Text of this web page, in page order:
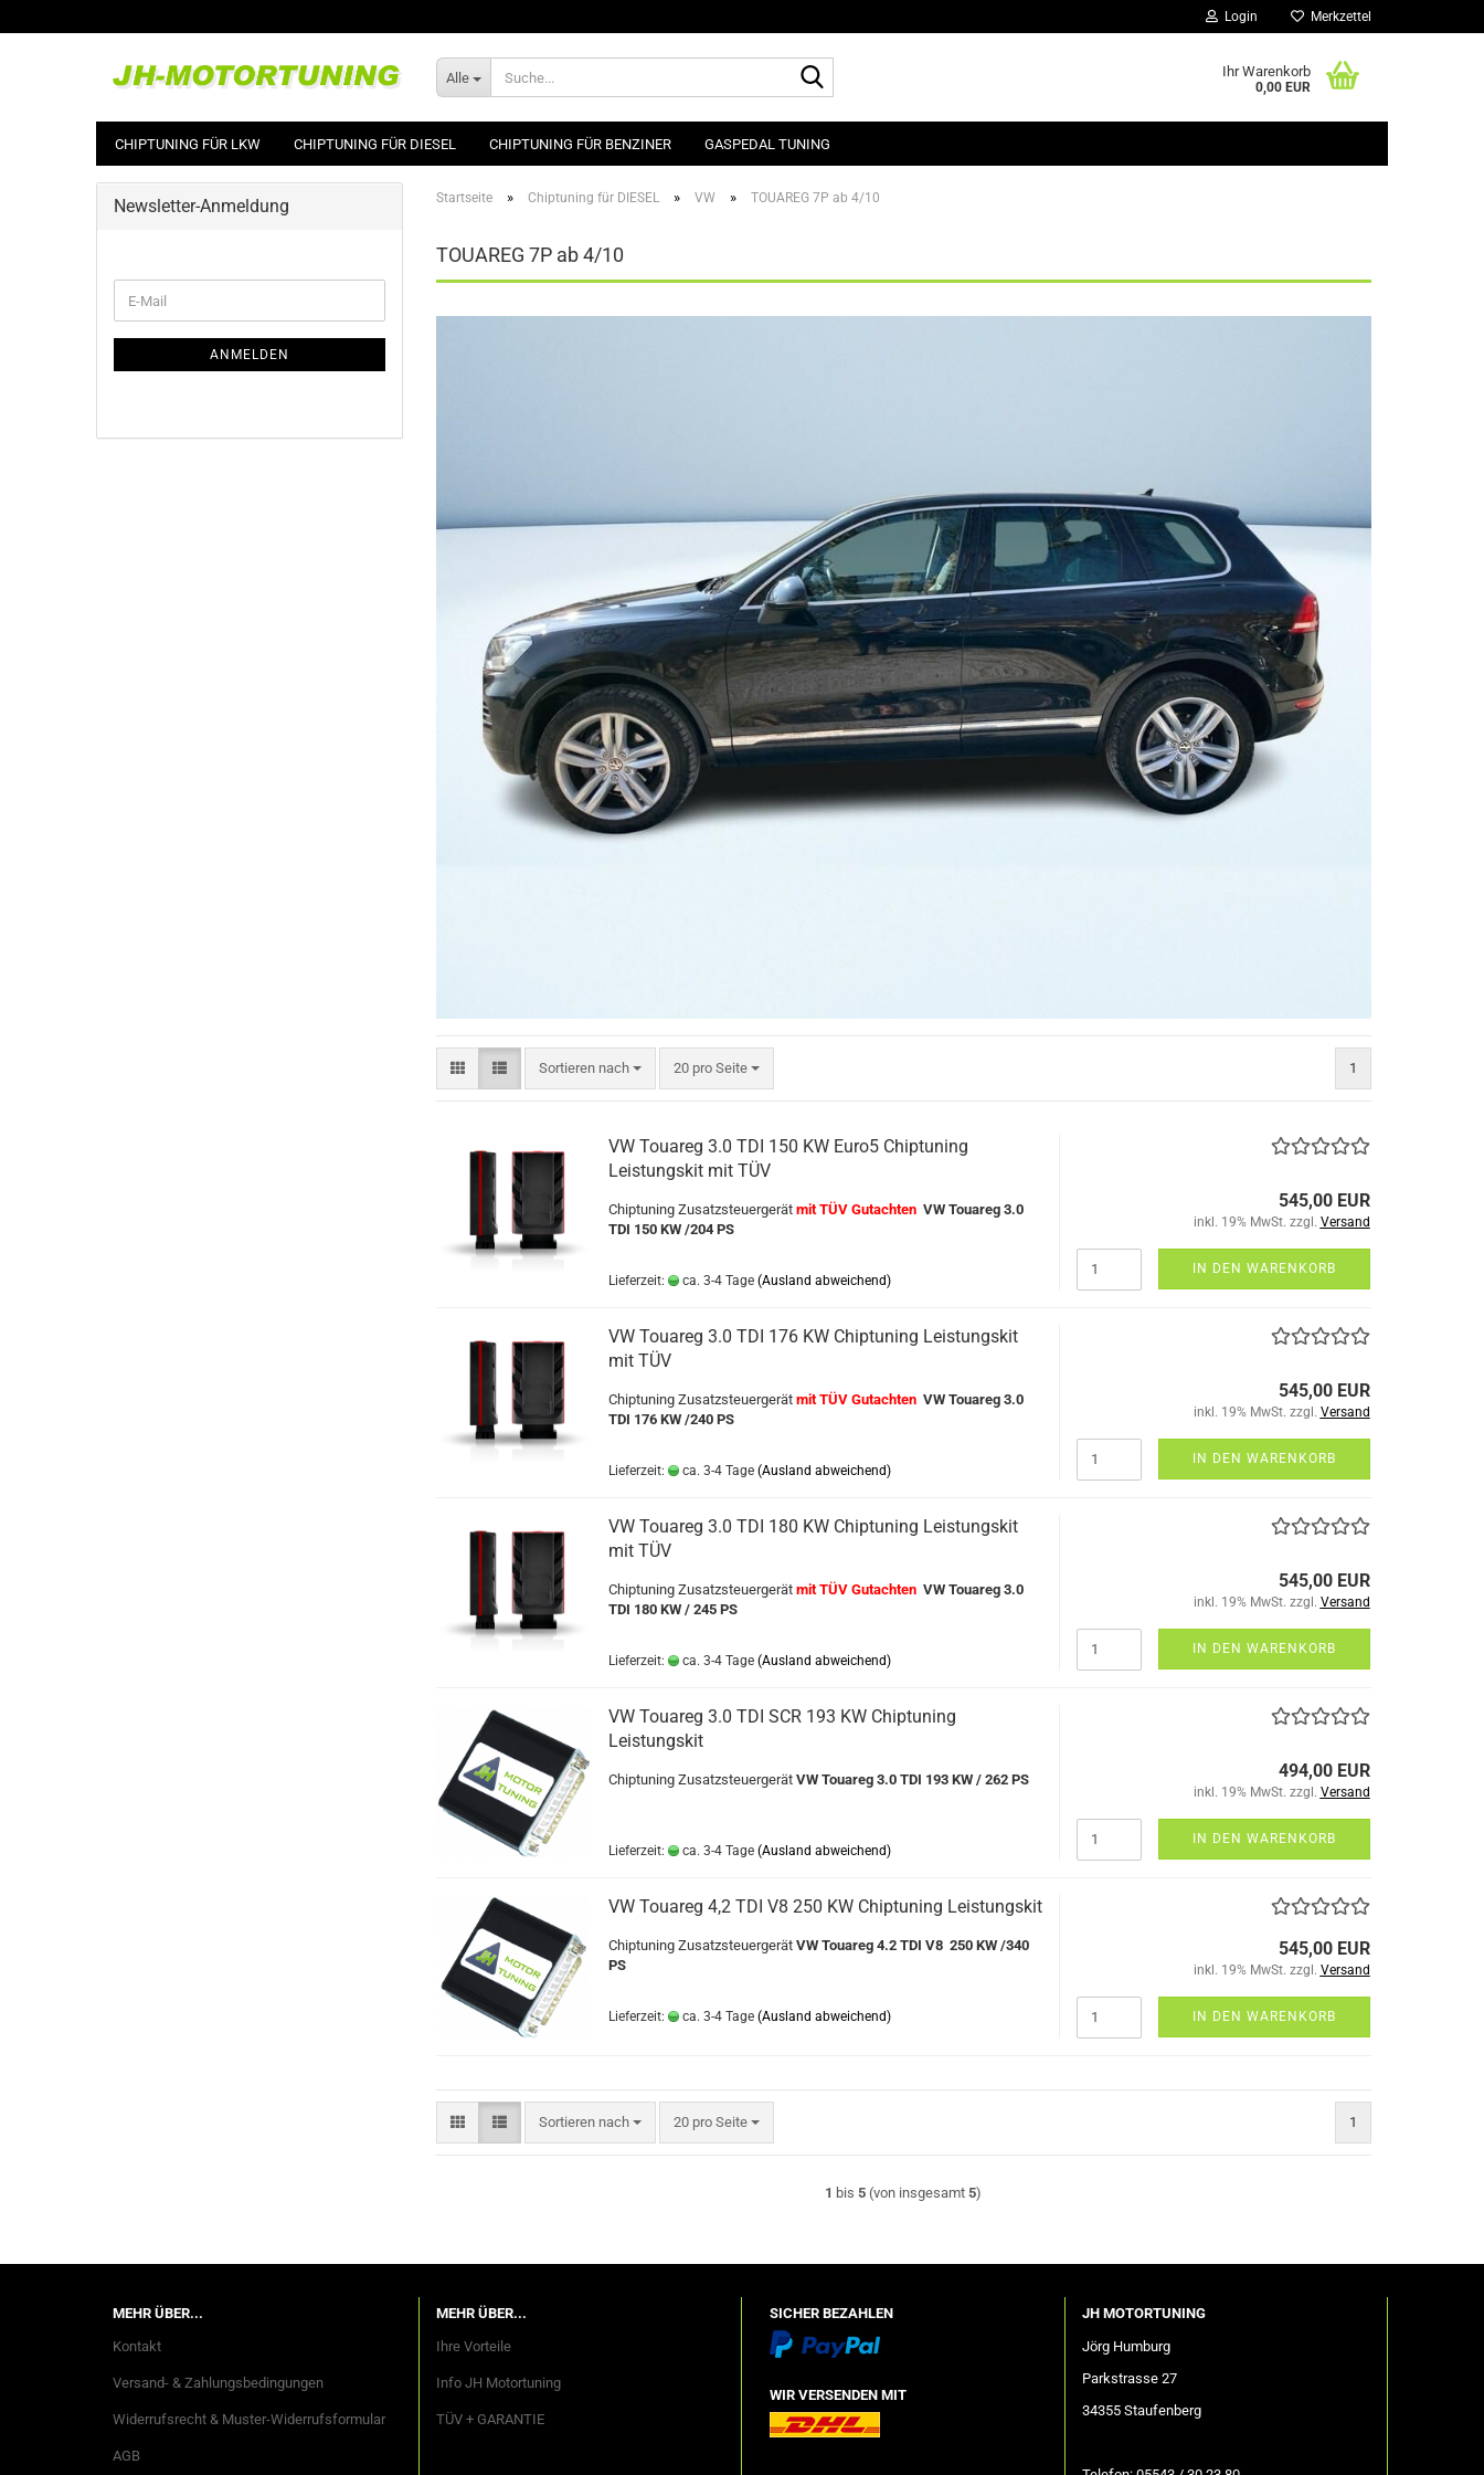
Login Merkzettel
Alle Ihr Warenkorb
0,00 EUR
CHIPTUNING FÜR LKW CHIPTUNING FÜR DIESEL CHIPTUNING FÜR BENZINER GASPEDAL TUNING
Startseite » Chiptuning für DIESEL » VW » TOUAREG 7P ab 4/10
TOUAREG 7P ab 4/10
Sortieren nach
Sortieren nach 20 pro Seite
pro Seite 1
VW Touareg 3.0 TDI 150 KW Euro5 Chiptuning
Leistungskit mit TÜV
Chiptuning Zusatzsteuergerät mit TÜV Gutachten VW Touareg 3.0
TDI 150 KW /204 PS
Lieferzeit: ca. 3-4 Tage (Ausland abweichend)
545,00 EUR
inkl. 19% MwSt. zzgl. Versand
IN DEN WARENKORB
VW Touareg 3.0 TDI 176 KW Chiptuning Leistungskit
mit TÜV
Chiptuning Zusatzsteuergerät mit TÜV Gutachten VW Touareg 3.0
TDI 176 KW /240 PS
Lieferzeit: ca. 3-4 Tage (Ausland abweichend)
545,00 EUR
inkl. 19% MwSt. zzgl. Versand
IN DEN WARENKORB
VW Touareg 3.0 TDI 180 KW Chiptuning Leistungskit
mit TÜV
Chiptuning Zusatzsteuergerät mit TÜV Gutachten VW Touareg 3.0
TDI 180 KW / 245 PS
Lieferzeit: ca. 3-4 Tage (Ausland abweichend)
545,00 EUR
inkl. 19% MwSt. zzgl. Versand
IN DEN WARENKORB
VW Touareg 3.0 TDI SCR 193 KW Chiptuning
Leistungskit
Chiptuning Zusatzsteuergerät VW Touareg 3.0 TDI 193 KW / 262 PS
Lieferzeit: ca. 3-4 Tage (Ausland abweichend)
494,00 EUR
inkl. 19% MwSt. zzgl. Versand
IN DEN WARENKORB
VW Touareg 4,2 TDI V8 250 KW Chiptuning Leistungskit
Chiptuning Zusatzsteuergerät VW Touareg 4.2 TDI V8 250 KW /340
PS
Lieferzeit: ca. 3-4 Tage (Ausland abweichend)
545,00 EUR
inkl. 19% MwSt. zzgl. Versand
IN DEN WARENKORB
Sortieren nach
Sortieren nach 20 pro Seite
pro Seite 1
1 bis5 (von insgesamt5)
Newsletter-Anmeldung
ZUR
E-
Mail
ANMELDEN
MEHR ÜBER...
Kontakt
Versand- & Zahlungsbedingungen
Widerrufsrecht & Muster-Widerrufsformular
AGB
MEHR ÜBER...
Ihre Vorteile
Info JH Motortuning
TÜV + GARANTIE
SICHER BEZAHLEN
WIR VERSENDEN MIT
JH MOTORTUNING
Jörg Humburg
Parkstrasse 27
34355 Staufenberg